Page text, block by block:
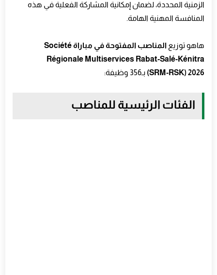
الزمنية المحددة، لضمان إمكانية المشاركة الفعلية في هذه
المنافسة المهنية الهامة.
هاهو توزيع المناصب المفتوحة في مباراةSociété
Régionale Multiservices Rabat‑Salé‑Kénitra
(SRM‑RSK) 2026 بـ356 وظيفة:
الفئات الرئيسية للمناصب